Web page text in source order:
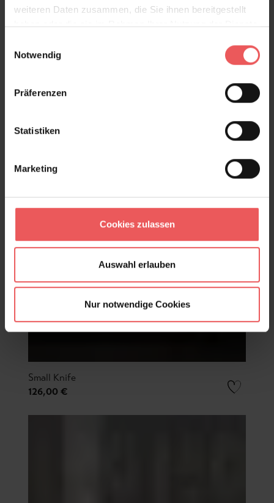
weiteren Daten zusammen, die Sie ihnen bereitgestellt
haben oder die sie im Rahmen Ihrer Nutzung der Dienste
Notwendig
Präferenzen
Statistiken
Marketing
Cookies zulassen
Auswahl erlauben
Nur notwendige Cookies
Small Knife
126,00 €